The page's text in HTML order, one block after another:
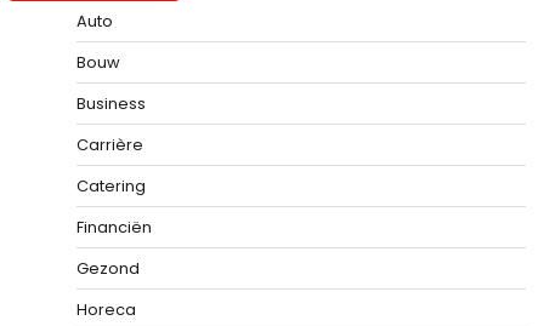
Auto
Bouw
Business
Carrière
Catering
Financiën
Gezond
Horeca